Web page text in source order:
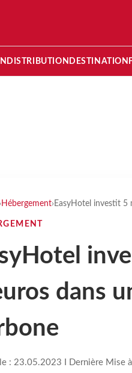
DISTRIBUTION DESTINATION
› Hébergement› EasyHotel investit 5
dans
: 23.05.2023 I Dernière Mise